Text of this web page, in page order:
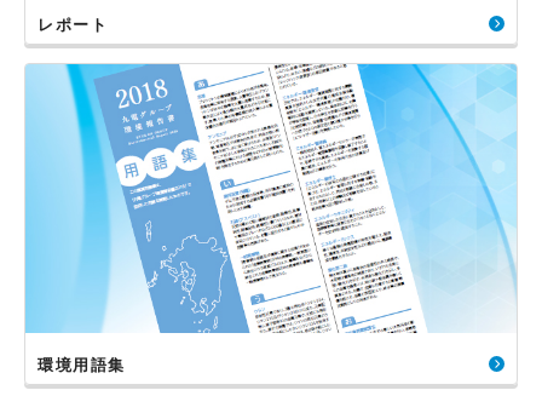
レポート
環境用語集